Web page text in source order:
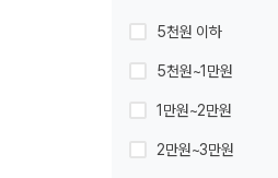
5천원 이하
5천원~1만원
1만원~2만원
2만원~3만원